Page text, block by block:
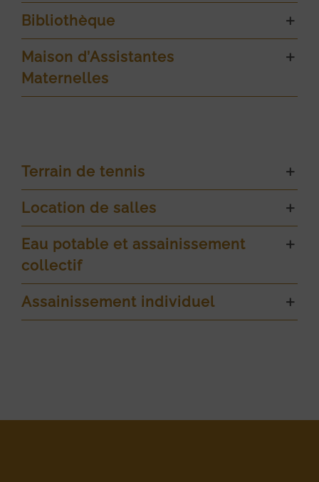
Bibliothèque
Maison d’Assistantes
Maternelles
Terrain de tennis
Location de salles
Eau potable et assainissement
collectif
Assainissement individuel